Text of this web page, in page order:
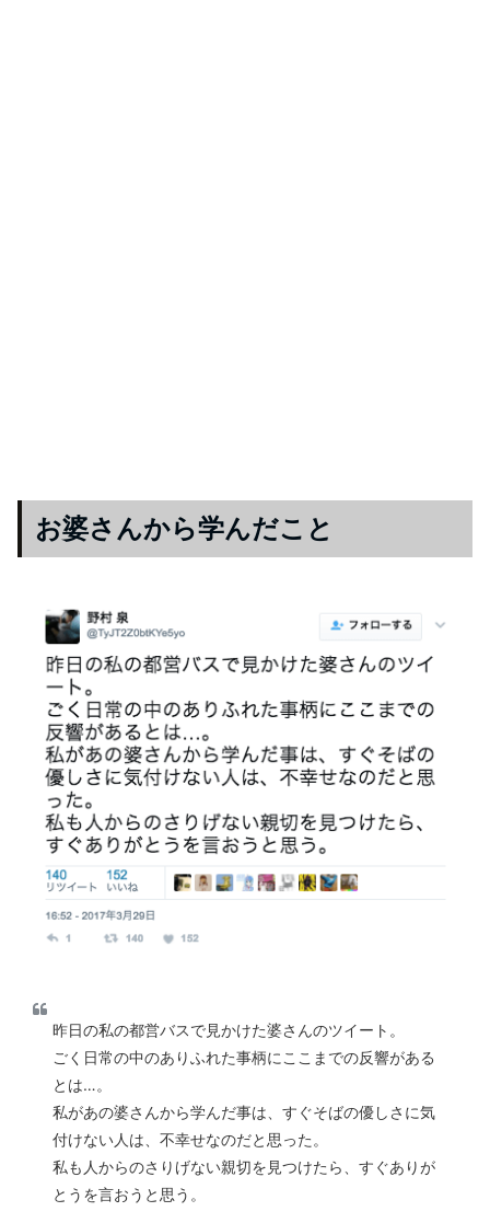
お婆さんから学んだこと
昨日の私の都営バスで見かけた婆さんのツイート。
ごく日常の中のありふれた事柄にここまでの反響がある
とは…。
私があの婆さんから学んだ事は、すぐそばの優しさに気
付けない人は、不幸せなのだと思った。
私も人からのさりげない親切を見つけたら、すぐありが
とうを言おうと思う。